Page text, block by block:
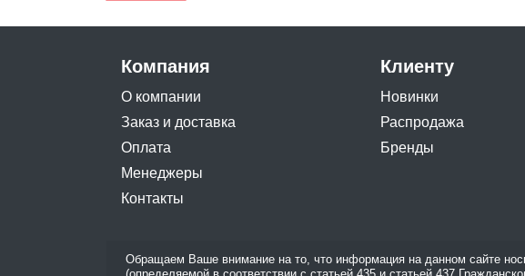
Компания
О компании
Заказ и доставка
Оплата
Менеджеры
Контакты
Клиенту
Новинки
Распродажа
Бренды
Обращаем Ваше внимание на то, что информация на данном сайте